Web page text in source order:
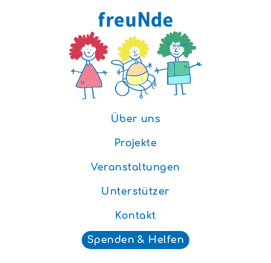
Über uns
Projekte
Veranstaltungen
Unterstützer
Kontakt
Spenden & Helfen